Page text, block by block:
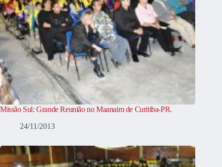
Missão Sul: Grande Reunião no Maanaim de Curitiba-PR.
24/11/2013